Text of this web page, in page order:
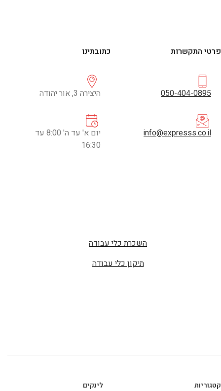
פרטי התקשרות
050-404-0895
info@expresss.co.il
כתובתינו
היצירה 3, אור יהודה
יום א' עד ה' 8:00 עד
16:30
השכרת כלי עבודה
תיקון כלי עבודה
לינקים
קטגוריות